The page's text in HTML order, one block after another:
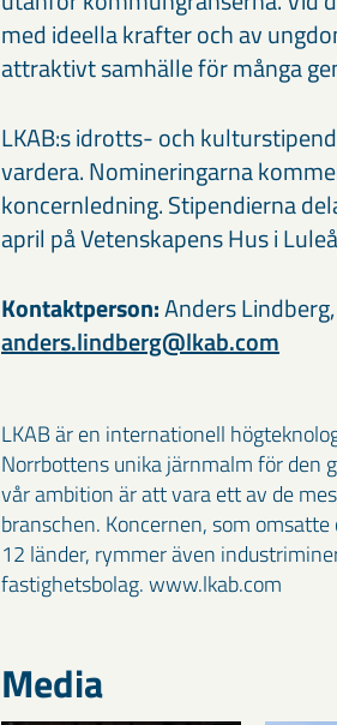
med ideella krafter och av
attraktivt samhälle för många
LKAB:s idrotts- och
vardera. Nomineringarna
koncernledning. Stipendierna
april på Vetenskapens Hus i
Kontaktperson:Anders
anders.lindberg@lkab.com
LKAB är en internationell
Norrbottens unika järnmalm för den
vår ambition är att vara ett av de
branschen. Koncernen, som
12 länder, rymmer även
fastighetsbolag. www.lkab.com
Media